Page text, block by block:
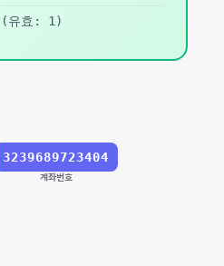
(유효: 1)
3239689723404
계좌번호